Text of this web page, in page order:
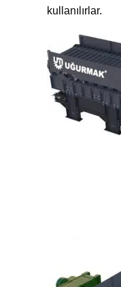
kullanılırlar.